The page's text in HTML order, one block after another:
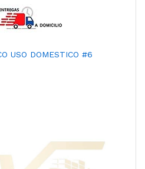
USO DOMESTICO #6